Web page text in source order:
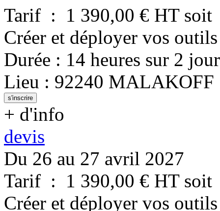
Tarif : 1 390,00 € HT soit
Créer et déployer vos
Durée : 14 heures sur 2
Lieu : 92240 MALAKOFF
s'inscrire
+ d'info
devis
Du 26 au 27 avril 2027
Tarif : 1 390,00 € HT soit
Créer et déployer vos